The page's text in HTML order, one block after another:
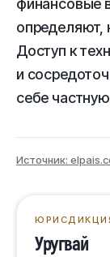
финансовые
определяют,
Доступ к
и
себе
Источник:
Уругвай